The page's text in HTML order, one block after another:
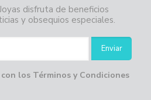
disfruta de beneficios
y obsequios especiales.
los Términos y Condiciones